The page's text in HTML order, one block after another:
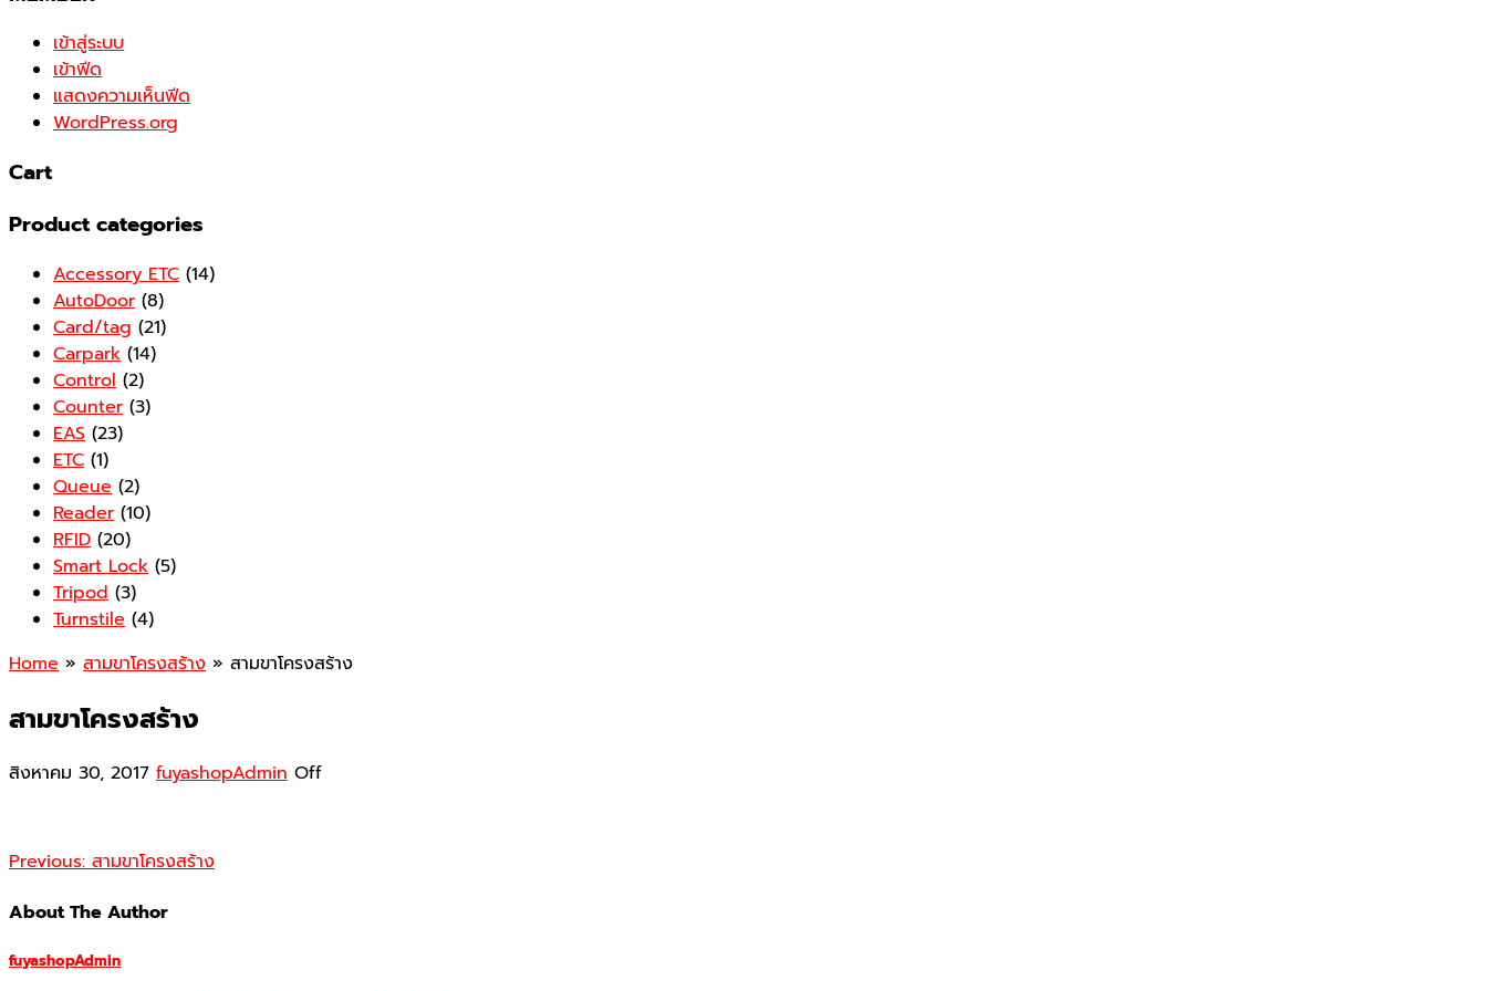
เข้าสู่ระบบ
เข้าฟีด
แสดงความเห็นฟีด
WordPress.org
Cart
Product categories
Accessory ETC (14)
AutoDoor (8)
Card/tag (21)
Carpark (14)
Control (2)
Counter (3)
EAS (23)
ETC (1)
Queue (2)
Reader (10)
RFID (20)
Smart Lock (5)
Tripod (3)
Turnstile (4)
Home » สามขาโครงสร้าง » สามขาโครงสร้าง
สามขาโครงสร้าง
สิงหาคม 30, 2017 fuyashopAdmin Off
Previous:สามขาโครงสร้าง
About The Author
fuyashopAdmin